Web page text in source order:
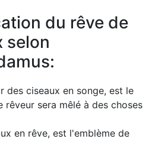
du rêve de
selon
des ciseaux en songe, est le
rêveur sera mêlé à des choses
en rêve, est l'emblème de